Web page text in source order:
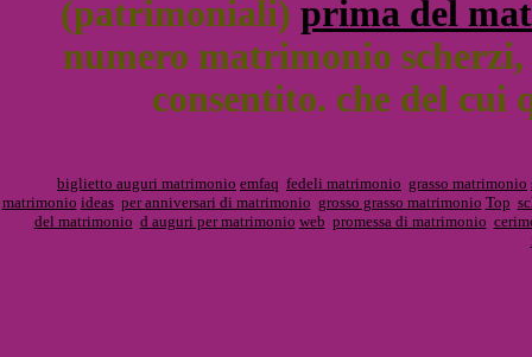
(patrimoniali) prima del
numero matrimonio
consentito. che del
biglietto auguri matrimonio emfaq fedeli matrimonio grasso matrimonio
matrimonio ideas per anniversari di matrimonio grosso grasso matrimonio Top
del matrimonio d auguri per matrimonio web promessa di matrimonio